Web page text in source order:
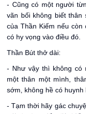
- Cũng có một người
vãn bối không biết
của Thần Kiếm nếu
có hy vọng vào điều đó.
Thần Bút thở dài:
- Như vậy thì không có
một thân một mình,
sớm, không hề có
- Tạm thời hãy gác